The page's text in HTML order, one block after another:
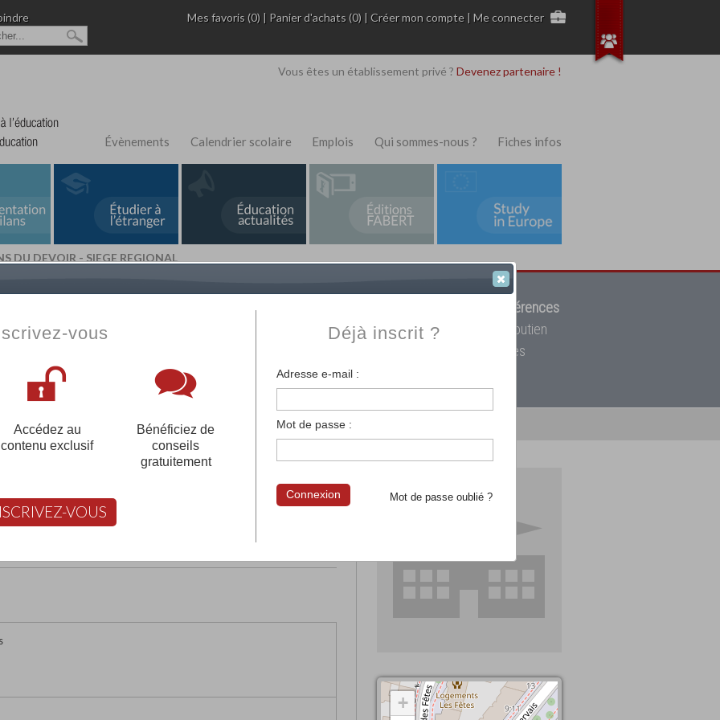
Mes favoris (0) | Panier d'achats (0) |Créer mon compte |Me connecter
Vous êtes un établissement privé ? Devenez partenaire !
Évènements Calendrier scolaire Emplois Qui sommes-nous ? Fiches infos
DU DEVOIR - SIEGE REGIONAL
Fabert.com
12908 références
votre établissement privé, du primaire au supérieur, mais aussi des cours de soutien
scolaire et des cours à distance. Ce moteur regroupe toutes les écoles privées
françaises et tous les établissements français à l'étranger.
votre compte pour être accompagné gratuitement dans votre recherche d'école
DEVOIR - SIEGE REGIONAL
FABERT vous aide à choisir
+
vous
Accédez au
contenu exclusif
Bénéficiez de
conseils
gratuitement
VOUS
Déjà inscrit ?
Adresse e-mail :
Mot de passe :
Mot de passe oublié ?
Connexion